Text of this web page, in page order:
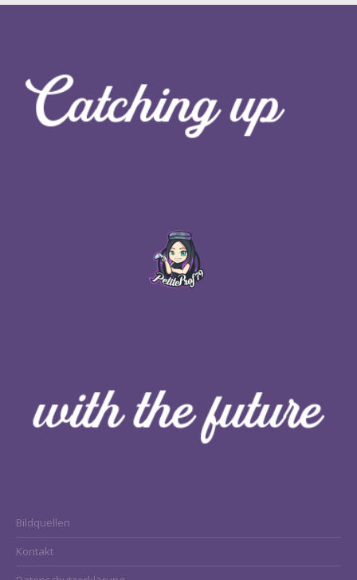
Bildquellen
Kontakt